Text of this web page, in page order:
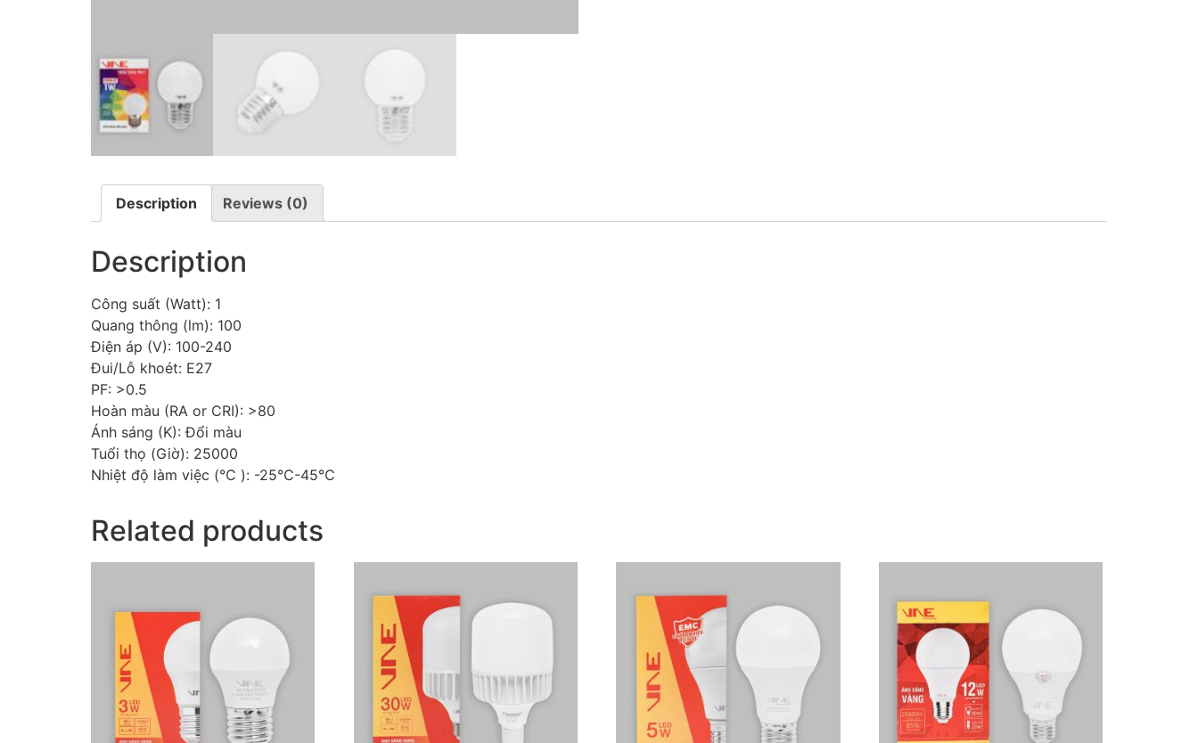
Description Reviews (0)
Description
Công suất (Watt): 1
Quang thông (lm): 100
Điện áp (V): 100-240
Đui/Lỗ khoét: E27
PF: >0.5
Hoàn màu (RA or CRI): >80
Ánh sáng (K): Đổi màu
Tuổi thọ (Giờ): 25000
Nhiệt độ làm việc (℃ ): -25℃-45℃
Related products